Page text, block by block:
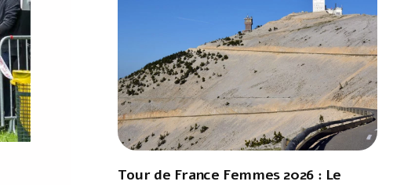
Tour de France Femmes 2026 : Le